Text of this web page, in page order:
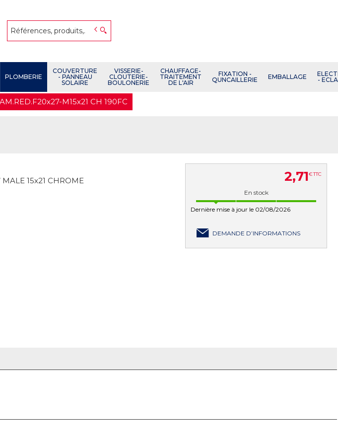
PLOMBERIE
COUVERTURE
- PANNEAU
SOLAIRE
VISSERIE-
CLOUTERIE-
BOULONERIE
CHAUFFAGE-
TRAITEMENT
DE L'AIR
FIXATION -
QUNCAILLERIE
EMBALLAGE
-
M15x21 CH 190FC
15x21 CHROME
2,71€TTC
En stock
Dernière mise à jour le 02/08/2026
DEMANDE D’INFORMATIONS